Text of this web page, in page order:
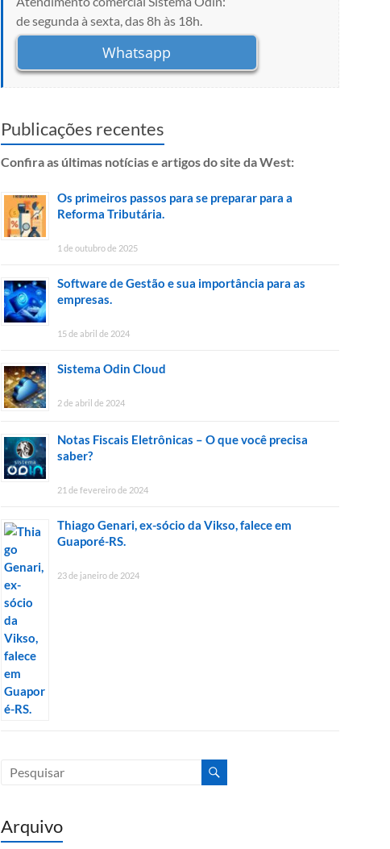
de segunda à sexta, das 8h às 18h.
Whatsapp
Publicações recentes
Confira as últimas notícias e artigos do site da West:
Os primeiros passos para se preparar para a
Reforma Tributária.
1 de outubro de 2025
Software de Gestão e sua importância para as
empresas.
15 de abril de 2024
Sistema Odin Cloud
2 de abril de 2024
Notas Fiscais Eletrônicas – O que você precisa
saber?
21 de fevereiro de 2024
Thiago Genari, ex-sócio da Vikso, falece em
Guaporé-RS.
23 de janeiro de 2024
Arquivo